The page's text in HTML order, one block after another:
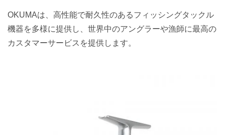
OKUMAは、高性能で耐久性のあるフィッシングタックル
機器を多様に提供し、世界中のアングラーや漁師に最高の
カスタマーサービスを提供します。